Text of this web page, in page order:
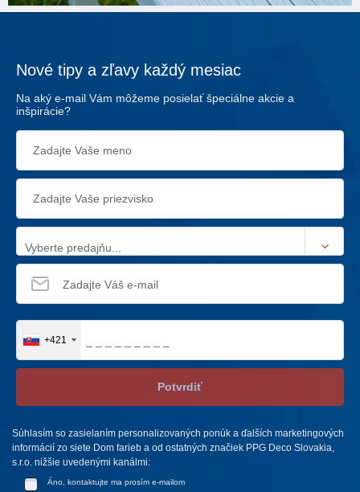
Nové tipy a zľavy každý mesiac
Na aký e-mail Vám môžeme posielať špeciálne akcie a
inšpirácie?
Vyberte predajňu...
+421
Potvrdiť
Súhlasím so zasielaním personalizovaných ponúk a ďalších marketingových
informácií zo siete Dom farieb a od ostatných značiek PPG Deco Slovakia,
s.r.o. nižšie uvedenými kanálmi:
Áno, kontaktujte ma prosím e-mailom